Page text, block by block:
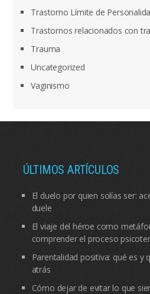
Trastorno Límite de
Trastornos relacionados con
Trauma
Uncategorized
Vaginismo
ÚLTIMOS ARTÍCULOS
El duelo por quien solías ser:
duele
El viaje del héroe como
comprender el proceso
Parentalidad positiva: qué es
atrás
Cómo dejar de evitar lo que